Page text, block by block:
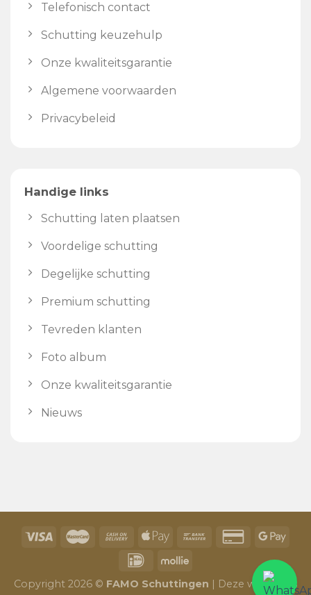
Telefonisch contact
Schutting keuzehulp
Onze kwaliteitsgarantie
Algemene voorwaarden
Privacybeleid
Handige links
Schutting laten plaatsen
Voordelige schutting
Degelijke schutting
Premium schutting
Tevreden klanten
Foto album
Onze kwaliteitsgarantie
Nieuws
Copyright 2026 © FAMO Schuttingen | Deze website is